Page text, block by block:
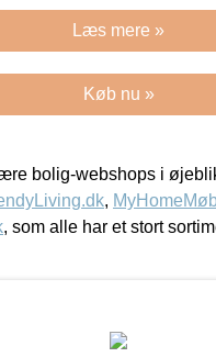
Læs mere »
Køb nu »
bolig-webshops i
,
, som alle har et stort